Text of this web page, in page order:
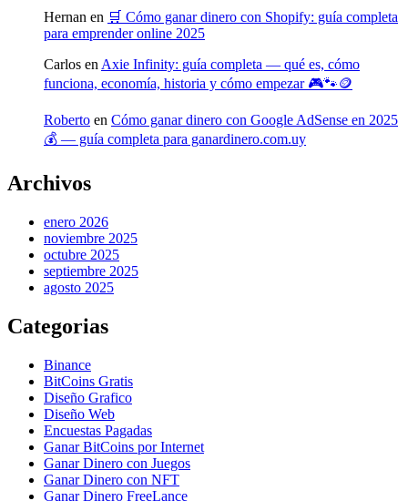
Hernan en 🛒 Cómo ganar dinero con Shopify: guía completa
para emprender online 2025
Carlos en Axie Infinity: guía completa — qué es, cómo
funciona, economía, historia y cómo empezar 🎮🐾🪙
Roberto en Cómo ganar dinero con Google AdSense en 2025
💰 — guía completa para ganardinero.com.uy
Archivos
enero 2026
noviembre 2025
octubre 2025
septiembre 2025
agosto 2025
Categorias
Binance
BitCoins Gratis
Diseño Grafico
Diseño Web
Encuestas Pagadas
Ganar BitCoins por Internet
Ganar Dinero con Juegos
Ganar Dinero con NFT
Ganar Dinero FreeLance